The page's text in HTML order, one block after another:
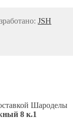
JSH
Шароделы
8 к.1